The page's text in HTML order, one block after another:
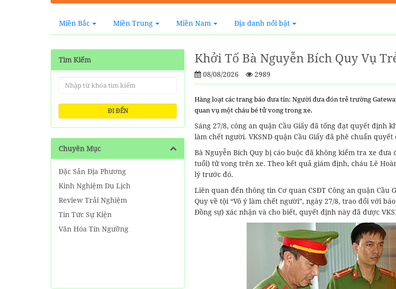
Miền Bắc Miền Trung Miền Nam Địa danh nổi bật
Tìm Kiếm
ĐI ĐẾN
Chuyên Mục
Đặc Sản Địa Phương
Kinh Nghiệm Du Lịch
Review Trải Nghiệm
Tin Tức Sự Kiện
Văn Hóa Tín Ngưỡng
Khởi Tố Bà Nguyễn Bích Quy Vụ
08/08/2026 2989
Hàng loạt các trang báo đưa tin: Người đưa đón trẻ trường
quan vụ một cháu bé tử vong trong xe.
Sáng 27/8, công an quận Cầu Giấy đã tống đạt quyết định
làm chết người. VKSND quận Cầu Giấy đã phê chuẩn
Bà Nguyễn Bích Quy bị cáo buộc đã không kiểm tra xe
tuổi) tử vong trên xe. Theo kết quả giám định, cháu Lê
lý trước đó.
Liên quan đến thông tin Cơ quan CSĐT Công an quận
Quy về tội “Vô ý làm chết người”, ngày 27/8, trao đổi với
Đồng sự) xác nhận và cho biết, quyết định này đã được